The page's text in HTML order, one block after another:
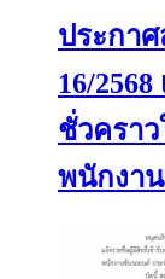
ประกา
16/
ชั่วครา
พนักงา